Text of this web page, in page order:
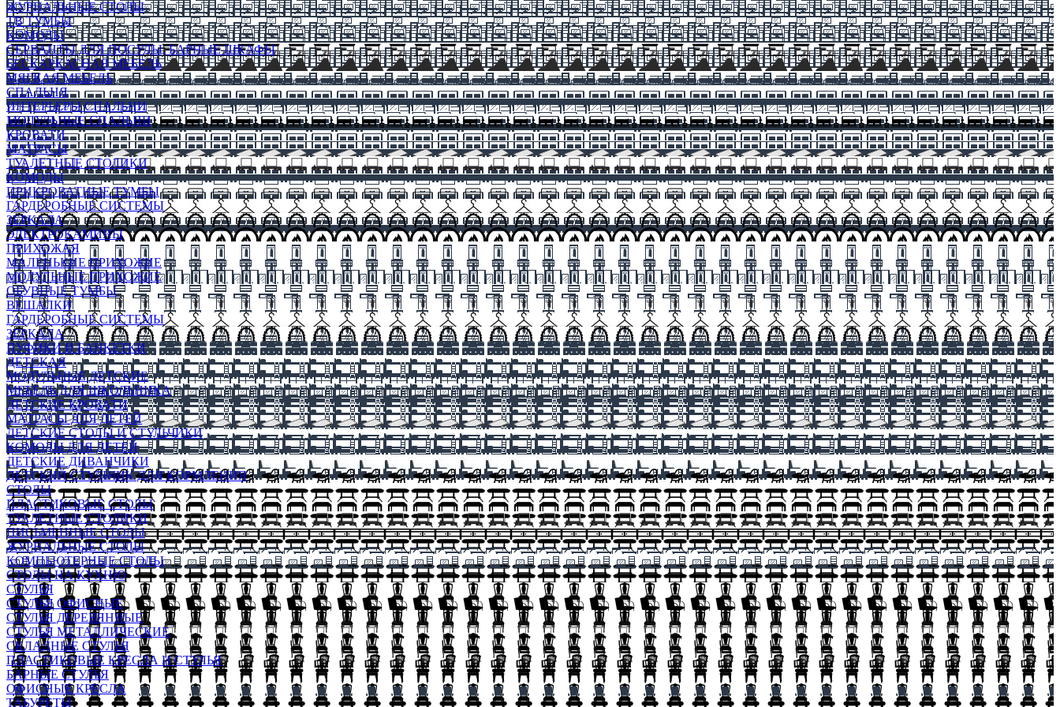
ЖУРНАЛЬНЫЕ СТОЛЫ
ТВ ТУМБЫ
КОМОДЫ
СЕРВАНТЫ ДЛЯ ПОСУДЫ, БАРНЫЕ ШКАФЫ
БЕСКАРКАСНАЯ МЕБЕЛЬ
МЯГКАЯ МЕБЕЛЬ
СПАЛЬНЯ
ИНТЕРЬЕРЫ СПАЛЬНИ
МОДУЛЬНЫЕ СПАЛЬНИ
КРОВАТИ
МАТРАСЫ
ТУАЛЕТНЫЕ СТОЛИКИ
КОМОДЫ
ПРИКРОВАТНЫЕ ТУМБЫ
ГАРДЕРОБНЫЕ СИСТЕМЫ
ЗЕРКАЛА
ЭЛЕКТРОКАМИНЫ
ПРИХОЖАЯ
МАЛЕНЬКИЕ ПРИХОЖИЕ
МОДУЛЬНЫЕ ПРИХОЖИЕ
ОБУВНЫЕ ТУМБЫ
ВЕШАЛКИ
ГАРДЕРОБНЫЕ СИСТЕМЫ
ЗЕРКАЛА
ПУФИКИ И БАНКЕТКИ
ДЕТСКАЯ
МОДУЛЬНЫЕ ДЕТСКИЕ
МЕБЕЛЬ ДЛЯ ШКОЛЬНИКА
ДЕТСКИЕ КРОВАТИ
МАТРАСЫ ДЛЯ ДЕТЕЙ
ДЕТСКИЕ СТОЛЫ И СТУЛЬЧИКИ
КОМОДЫ ДЛЯ ДЕТЕЙ
ДЕТСКИЕ ДИВАНЧИКИ
ДЕТСКИЙ СТУЛЬЧИК ДЛЯ КОРМЛЕНИЯ
СТОЛЫ
ПЛАСТИКОВЫЕ СТОЛЫ
ТУАЛЕТНЫЕ СТОЛИКИ
ПИСЬМЕННЫЕ СТОЛЫ
ЖУРНАЛЬНЫЕ СТОЛЫ
КОМПЬЮТЕРНЫЕ СТОЛЫ
СТОЛЫ НА КУХНЮ
СТУЛЬЯ
СТУЛЬЯ ОФИСНЫЕ
СТУЛЬЯ ДЕРЕВЯННЫЕ
СТУЛЬЯ МЕТАЛЛИЧЕСКИЕ
СКЛАДНЫЕ СТУЛЬЯ
ПЛАСТИКОВЫЕ КРЕСЛА И СТУЛЬЯ
БАРНЫЕ СТУЛЬЯ
ОФИСНЫЕ КРЕСЛА
ТАБУРЕТЫ